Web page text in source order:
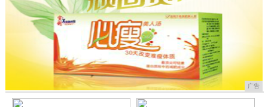
广告